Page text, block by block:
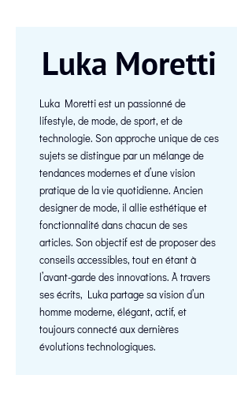
Luka Moretti
Luka Moretti est un passionné de
lifestyle, de mode, de sport, et de
technologie. Son approche unique de ces
sujets se distingue par un mélange de
tendances modernes et d’une vision
pratique de la vie quotidienne. Ancien
designer de mode, il allie esthétique et
fonctionnalité dans chacun de ses
articles. Son objectif est de proposer des
conseils accessibles, tout en étant à
l’avant-garde des innovations. À travers
ses écrits, Luka partage sa vision d’un
homme moderne, élégant, actif, et
toujours connecté aux dernières
évolutions technologiques.